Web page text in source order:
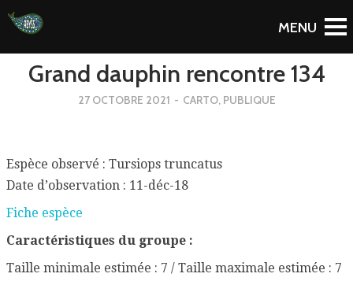
To Blog
Grand dauphin rencontre 134
27 OCTOBRE 2021 - CARTO, PUBLIQUE
Espèce observé : Tursiops truncatus
Date d’observation : 11-déc-18
Fiche espèce
Caractéristiques du groupe :
Taille minimale estimée : 7 / Taille maximale estimée : 7